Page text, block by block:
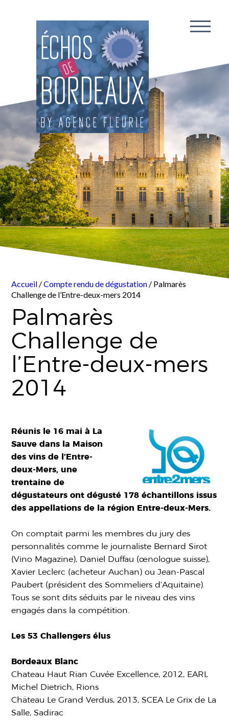
Accueil /Compte rendu de dégustation / Palmarès
Challenge de l’Entre-deux-mers 2014
Palmarès
Challenge de
l’Entre-deux-mers
2014
Réunis le 16 mai à La
Sauve dans la Maison
des vins de l’Entre-
deux-Mers, une
trentaine de
dégustateurs ont dégusté 178 échantillons issus
des appellations de la région Entre-deux-Mers.
On comptait parmi les membres du jury des
personnalités comme le journaliste Bernard Sirot
(Vino Magazine), Daniel Duffau (œnologue suisse),
Xavier Leclerc (acheteur Auchan) ou Jean-Pascal
Paubert (président des Sommeliers d’Aquitaine).
Tous se sont dits séduits par le niveau des vins
engagés dans la compétition.
Les 53 Challengers élus
Bordeaux Blanc
Chateau Haut Rian Cuvée Excellence, 2012, EARL
Michel Dietrich, Rions
Château Le Grand Verdus, 2013, SCEA Le Grix de La
Salle, Sadirac